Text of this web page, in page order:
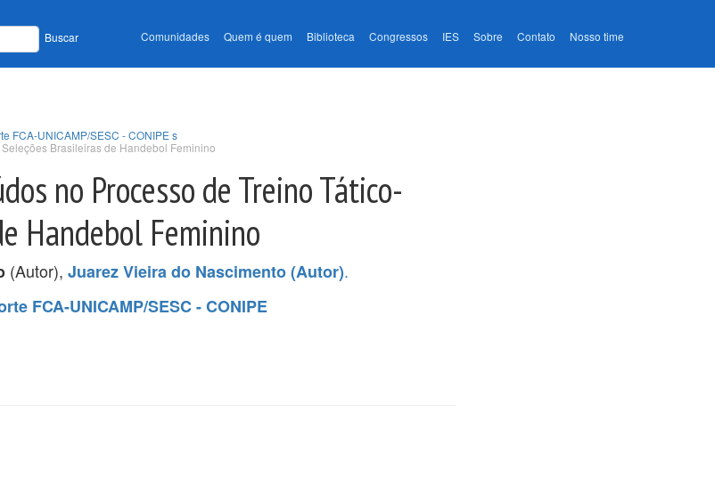
Buscar Comunidades Quem é quem Biblioteca Congressos IES Sobre Contato Nosso time
FCA-UNICAMP/SESC - CONIPE s
Brasileiras de Handebol Feminino
no Processo de Treino Tático-
Handebol Feminino
(Autor), Juarez Vieira do Nascimento (Autor).
FCA-UNICAMP/SESC - CONIPE